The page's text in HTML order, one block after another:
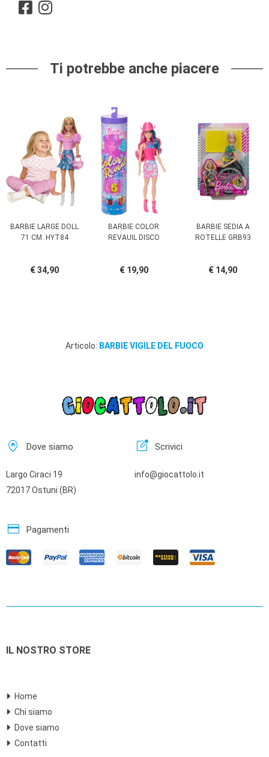
Ti potrebbe anche piacere
BARBIE LARGE DOLL
71 CM. HYT84
€ 34,90
BARBIE COLOR
REVAUIL DISCO
€ 19,90
BARBIE SEDIA A
ROTELLE GRB93
€ 14,90
Articolo: BARBIE VIGILE DEL FUOCO
home_pin Dove siamo
Largo Ciraci 19
72017 Ostuni (BR)
edit_square Scrivici
info@giocattolo.it
credit_card Pagamenti
IL NOSTRO STORE
Home
Chi siamo
Dove siamo
Contatti